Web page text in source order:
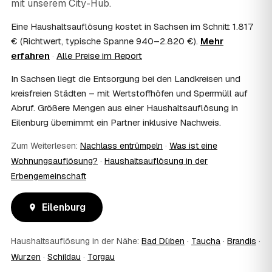
Häufig ja: Im Nachlass können die Kosten einer
Erbschaftsteuer mindern, bei vermieteten Objekten teils
als Werbungskosten. Sie erhalten eine ordentliche
Rechnung als Beleg. Verbindlich klärt das Ihr
08 Muss ich als Erbe in Eilenburg vor Ort anwesend
sein?
Nein, Sie müssen nicht durchgängig anwesend sein. Viele
Erben übergeben in Eilenburg nur die Schlüssel und
kurze Übergabe zu Beginn und zur besenreinen Abnahme
genügt meist.
09 Bekomme ich einen Entsorgungsnachweis?
Ja. Sie erhalten auf Wunsch einen Entsorgungs- bzw.
Verwertungsnachweis über die fachgerechte Entsorgung.
So ist dokumentiert, dass der Hausstand in Eilenburg
10 Wie schnell ist ein Termin in Eilenburg frei?
Oft schon innerhalb weniger Tage, in vielen Regionen
mit unserem City-Hub.
Eine Haushaltsauflösung kostet in Sachsen im Schnitt 1.817
€ (Richtwert, typische Spanne 940–2.820 €). Mehr
erfahren · Alle Preise im Report
In Sachsen liegt die Entsorgung bei den Landkreisen und
kreisfreien Städten – mit Wertstoffhöfen und Sperrmüll auf
Abruf. Größere Mengen aus einer Haushaltsauflösung in
Eilenburg übernimmt ein Partner inklusive Nachweis.
Zum Weiterlesen: Nachlass entrümpeln · Was ist eine
Wohnungsauflösung? · Haushaltsauflösung in der
Erbengemeinschaft
Eilenburg
Haushaltsauflösung in der Nähe: Bad Düben · Taucha · Brandis ·
Wurzen · Schildau · Torgau